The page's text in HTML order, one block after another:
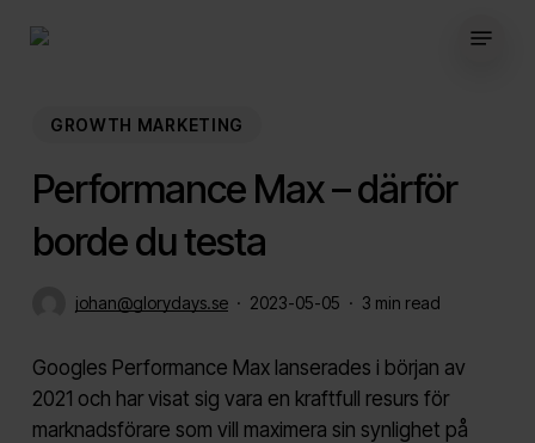
GROWTH MARKETING
Performance Max – därför
borde du testa
johan@glorydays.se 2023-05-05 3 min read
Googles Performance Max lanserades i början av
2021 och har visat sig vara en kraftfull resurs för
marknadsförare som vill maximera sin synlighet på